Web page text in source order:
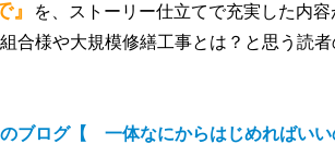
』
を、ストーリー仕立てで充実した内
合様や大規模修繕工事とは？と思う読
ブログ【 一体なにからはじめればいい